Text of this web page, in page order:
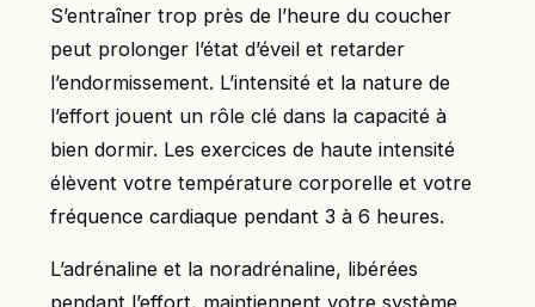
S’entraîner trop près de l’heure du coucher
peut prolonger l’état d’éveil et retarder
l’endormissement. L’intensité et la nature de
l’effort jouent un rôle clé dans la capacité à
bien dormir. Les exercices de haute intensité
élèvent votre température corporelle et votre
fréquence cardiaque pendant 3 à 6 heures.
L’adrénaline et la noradrénaline, libérées
pendant l’effort, maintiennent votre système